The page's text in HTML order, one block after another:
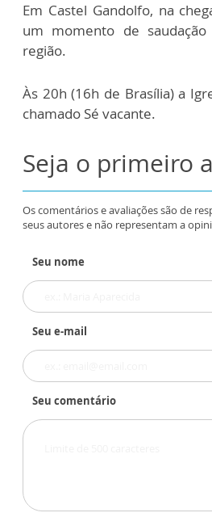
Em Castel Gandolfo, na
um momento de
região.
Às 20h (16h de Brasília) a
chamado Sé vacante.
Seja o primeiro
Os comentários e avaliações são de
seus autores e não representam a
Seu nome
Seu e-mail
Seu comentário